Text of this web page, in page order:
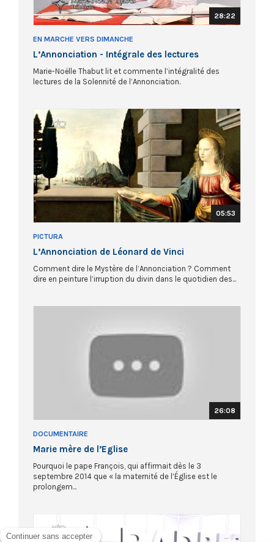
28:22
EN MARCHE VERS DIMANCHE
L’Annonciation - Intégrale des lectures
Marie-Noëlle Thabut lit et commente l’intégralité des
lectures de la Solennité de l’Annonciation.
05:53
PICTURA
L’Annonciation de Léonard de Vinci
Comment dire le Mystère de l’Annonciation ? Comment
dire en peinture l’irruption du divin dans le quotidien des...
26:08
DOCUMENTAIRE
Marie mère de l’Eglise
Pourquoi le pape François, qui affirmait dès le 3
septembre 2014 que « la maternité de l’Église est le
prolongem...